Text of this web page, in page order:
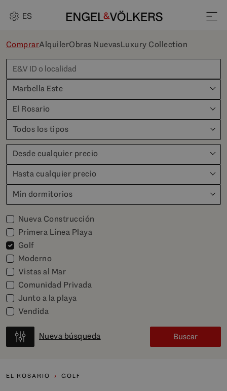
ES
ComprarAlquilerObras NuevasLuxury Collection
Marbella Este
El Rosario
Todos los tipos
Desde cualquier precio
Hasta cualquier precio
Mín dormitorios
Nueva Construcción
Primera Línea Playa
Golf
Moderno
Vistas al Mar
Comunidad Privada
Junto a la playa
Vendida
Nueva búsqueda Buscar
EL ROSARIO GOLF